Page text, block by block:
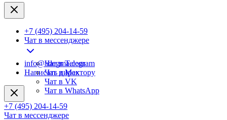
+7 (495) 204-14-59
Чат в мессенджере
Чат в Telegram
Чат в Max
Чат в VK
Чат в WhatsApp
info@adegma.com
Написать директору
+7 (495) 204-14-59
Чат в мессенджере